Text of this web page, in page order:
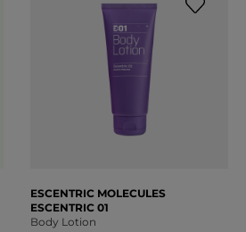
ESCENTRIC MOLECULES
ESCENTRIC 01
Body Lotion